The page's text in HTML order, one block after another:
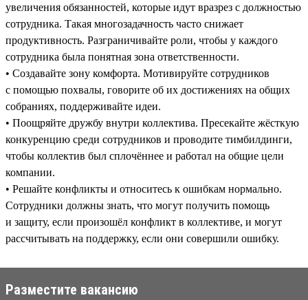
увеличения обязанностей, которые идут вразрез с должностью
сотрудника. Такая многозадачность часто снижает
продуктивность. Разграничивайте роли, чтобы у каждого
сотрудника была понятная зона ответственности.
• Создавайте зону комфорта. Мотивируйте сотрудников
с помощью похвалы, говорите об их достижениях на общих
собраниях, поддерживайте идеи.
• Поощряйте дружбу внутри коллектива. Пресекайте жёсткую
конкуренцию среди сотрудников и проводите тимбилдинги,
чтобы коллектив был сплочённее и работал на общие цели
компании.
• Решайте конфликты и относитесь к ошибкам нормально.
Сотрудники должны знать, что могут получить помощь
и защиту, если произошёл конфликт в коллективе, и могут
рассчитывать на поддержку, если они совершили ошибку.
Разместите вакансию